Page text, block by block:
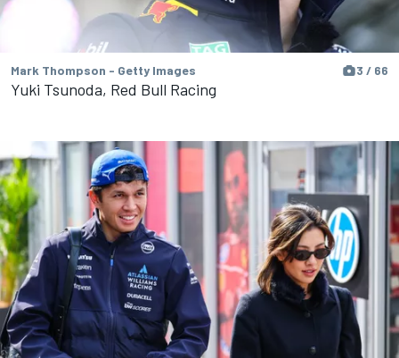
Mark Thompson - Getty Images 3 / 66
Yuki Tsunoda, Red Bull Racing